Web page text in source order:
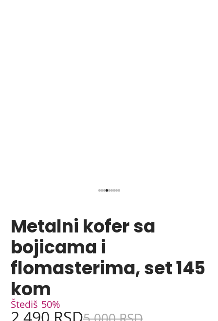
Metalni kofer sa
bojicama i
flomasterima, set 145
kom
Štediš 50%